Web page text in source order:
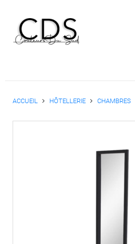
ACCUEIL HÔTELLERIE CHAMBRES